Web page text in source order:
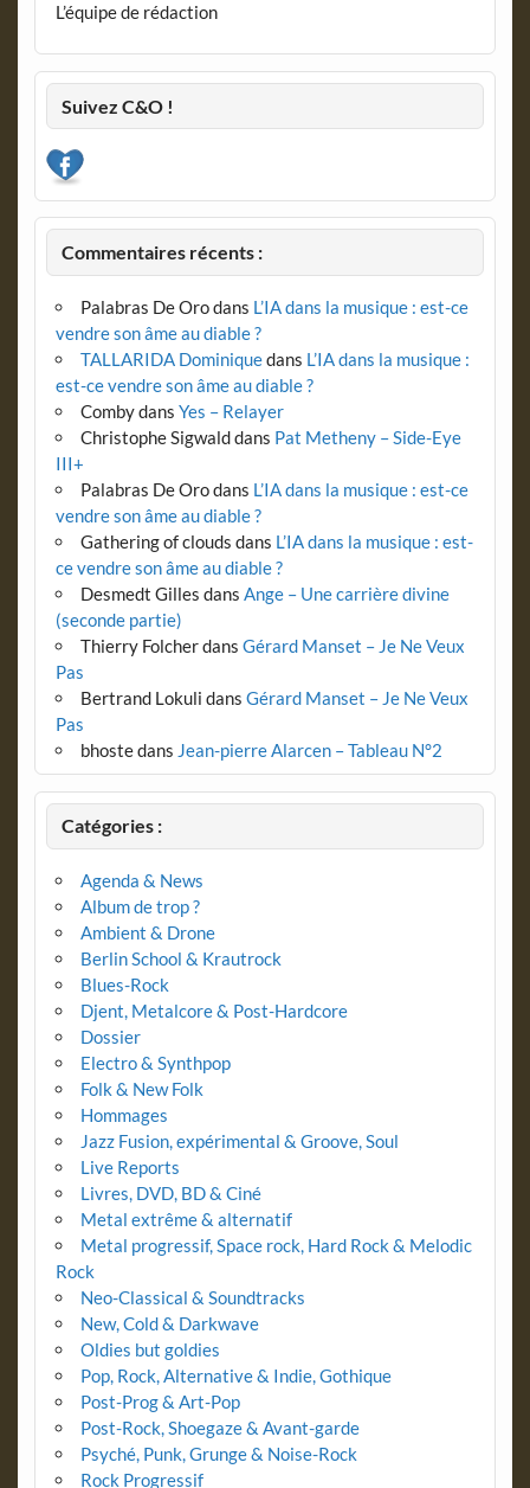
L’équipe de rédaction
Suivez C&O !
Commentaires récents :
Palabras De Orodans L’IA dans la musique : est-ce
vendre son âme au diable ?
TALLARIDA Dominiquedans L’IA dans la musique :
est-ce vendre son âme au diable ?
Combydans Yes – Relayer
Christophe Sigwalddans Pat Metheny – Side-Eye
III+
Palabras De Orodans L’IA dans la musique : est-ce
vendre son âme au diable ?
Gathering of clouds dans L’IA dans la musique : est-
ce vendre son âme au diable ?
Desmedt Gilles dans Ange – Une carrière divine
(seconde partie)
Thierry Folcherdans Gérard Manset – Je Ne Veux
Pas
Bertrand Lokuli dans Gérard Manset – Je Ne Veux
Pas
bhostedans Jean-pierre Alarcen – Tableau N°2
Catégories :
Agenda & News
Album de trop ?
Ambient & Drone
Berlin School & Krautrock
Blues-Rock
Djent, Metalcore & Post-Hardcore
Dossier
Electro & Synthpop
Folk & New Folk
Hommages
Jazz Fusion, expérimental & Groove, Soul
Live Reports
Livres, DVD, BD & Ciné
Metal extrême & alternatif
Metal progressif, Space rock, Hard Rock & Melodic
Rock
Neo-Classical & Soundtracks
New, Cold & Darkwave
Oldies but goldies
Pop, Rock, Alternative & Indie, Gothique
Post-Prog & Art-Pop
Post-Rock, Shoegaze & Avant-garde
Psyché, Punk, Grunge & Noise-Rock
Rock Progressif